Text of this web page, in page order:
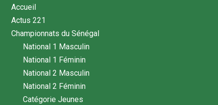
Accueil
Actus 221
Championnats du Sénégal
National 1 Masculin
National 1 Féminin
National 2 Masculin
National 2 Féminin
Catégorie Jeunes